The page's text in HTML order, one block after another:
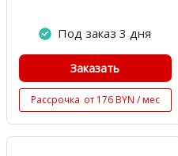
Под заказ 3 дня
Заказать
Рассрочка от 176 BYN / мес